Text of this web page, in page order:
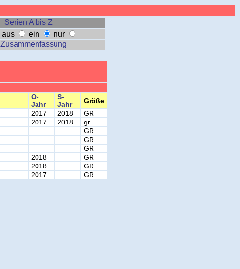
Serien A bis Z
aus ein
nur
Zusammenfassung
O-
Jahr
S-
Jahr
Größe
2017 2018
GR
2017 2018
gr
GR
GR
GR
2018
GR
2018
GR
2017 GR